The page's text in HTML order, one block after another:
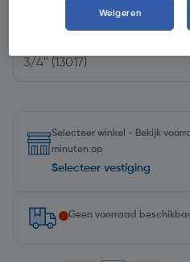
Kies productvariant(1)
Selecteer winkel - Bekijk
minuten op
Selecteer vestiging
Geen voorraad
Weigeren